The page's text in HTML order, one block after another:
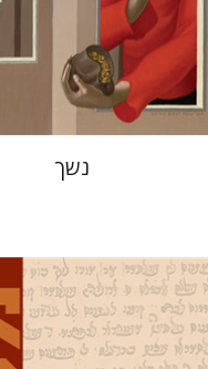
הנחת אתר ספר מודפס
$42
$38
נשך